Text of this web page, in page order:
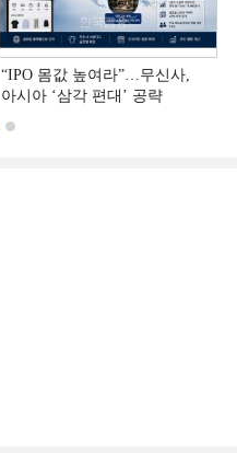
“IPO 몸값 높여라”…무신사,
아시아 ‘삼각 편대’ 공략